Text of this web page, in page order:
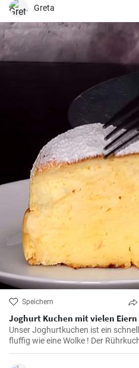
Greta
Speichern
Joghurt Kuchen mit vielen Eiern
Unser Joghurtkuchen ist ein
fluffig wie eine Wolke ! Der
geschlagenem Eiweiß (ohne Mehl)